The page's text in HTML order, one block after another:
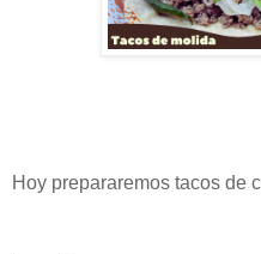
Hoy prepararemos tacos de